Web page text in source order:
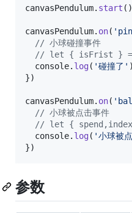
canvasPendulum. start ( )
canvasPendulum. on(
// 小球碰撞事件
// let { isFrist } = e;
console. log( '碰撞了' )
})
canvasPendulum. on(
// 小球被点击事件
// let { spend,index,
console. log( '小球被
})
参数